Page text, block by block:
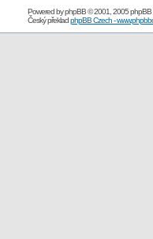
Powered byphpBB© 2001, 2005 phpBB
Český překladphpBB Czech -